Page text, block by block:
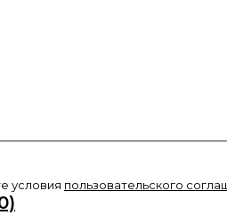
условия пользовательского